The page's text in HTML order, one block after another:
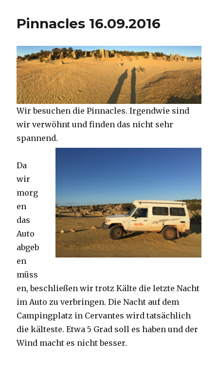
Pinnacles 16.09.2016
Wir besuchen die Pinnacles. Irgendwie sind
wir verwöhnt und finden das nicht sehr
spannend.
Da
wir
morg
en
das
Auto
abgeb
en
müss
en, beschließen wir trotz Kälte die letzte Nacht
im Auto zu verbringen. Die Nacht auf dem
Campingplatz in Cervantes wird tatsächlich
die kälteste. Etwa 5 Grad soll es haben und der
Wind macht es nicht besser.